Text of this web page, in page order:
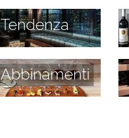
Tendenza
Abbinamenti